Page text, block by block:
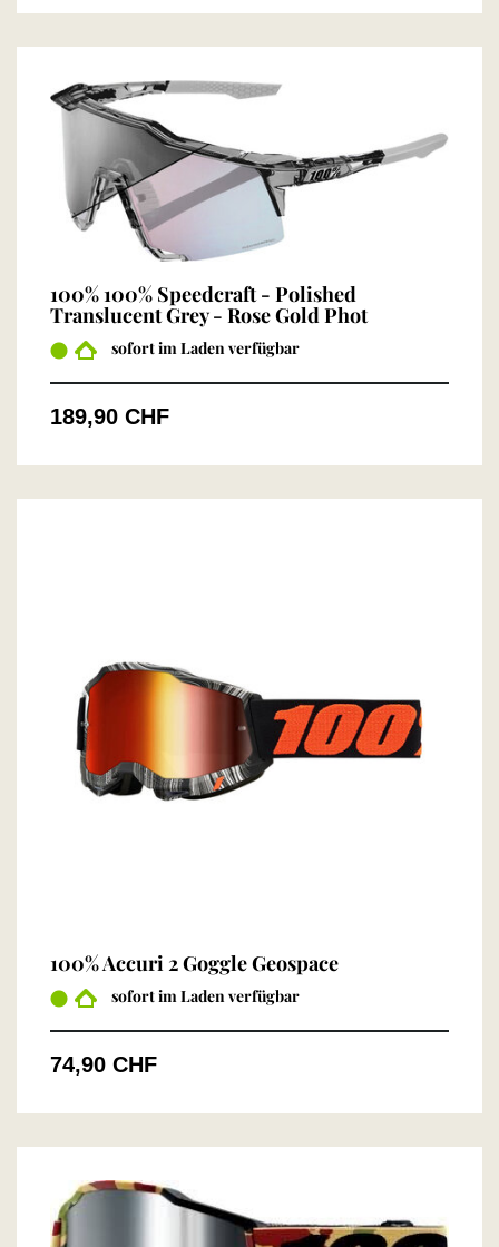
100% 100% Speedcraft - Polished
Translucent Grey - Rose Gold Phot
sofort im Laden verfügbar
189,90 CHF
100% Accuri 2 Goggle Geospace
sofort im Laden verfügbar
74,90 CHF